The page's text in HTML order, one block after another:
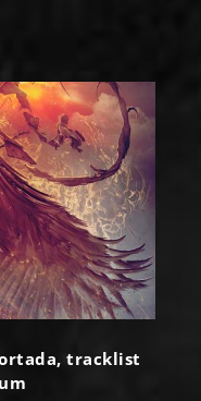
tracklist